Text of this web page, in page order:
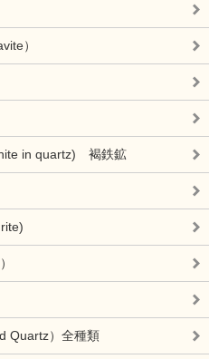
）
in quartz) 褐鉄鉱
Quartz）全種類